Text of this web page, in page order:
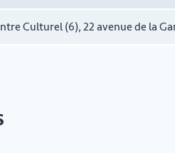
Culturel (6), 22 avenue de la